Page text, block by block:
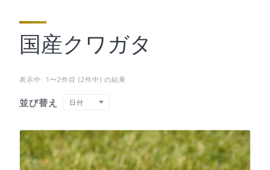
国産クワガタ
表示中: 1〜2件目 (2件中) の結果
並び替え 日付